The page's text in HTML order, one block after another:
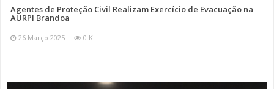
Agentes de Proteção Civil Realizam Exercício de Evacuação na
AURPI Brandoa
26 Março 2025 0 K